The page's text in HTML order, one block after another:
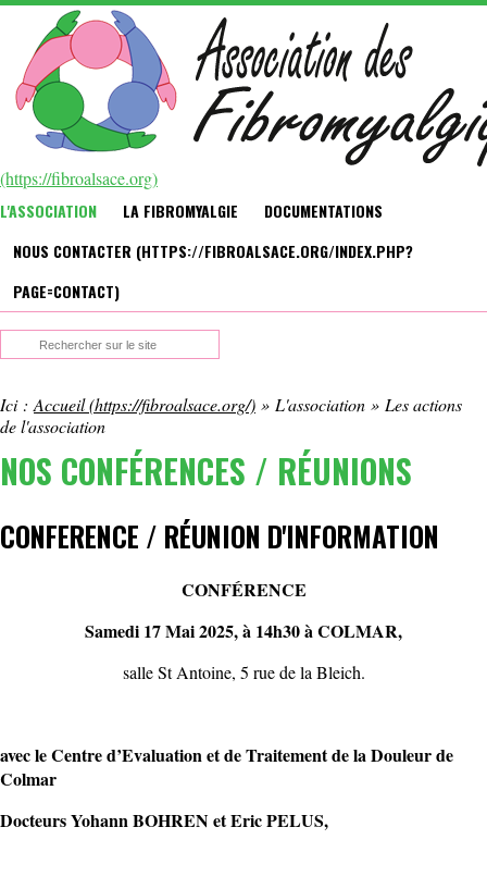
L'ASSOCIATION LA FIBROMYALGIE
DOCUMENTATIONS
NOUS CONTACTER
Ici : Accueil » L'association » Les actions
de l'association
NOS CONFÉRENCES / RÉUNIONS
CONFERENCE / RÉUNION D'INFORMATION
CONFÉRENCE
Samedi 17 Mai 2025, à 14h30 à COLMAR,
salle St Antoine, 5 rue de la Bleich.
avec le Centre d’Evaluation et de Traitement de la Douleur de
Colmar
Docteurs Yohann BOHREN et Eric PELUS,